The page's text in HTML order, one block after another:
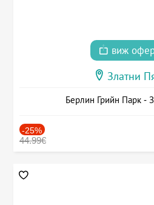
виж
Златни
Берлин Грийн Парк -
-25%
44.99€